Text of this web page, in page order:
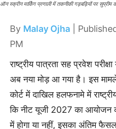
ऑन स्क्रीन मार्किंग प्रणाली में तकनीकी गड़बड़ियों पर सुप्रीम
By Malay Ojha |
PM
राष्ट्रीय पात्रता सह प्रवेश
अब नया मोड़ आ गया है। इस
कोर्ट में दाखिल हलफनामे में
कि नीट यूजी 2027 का आयोजन
में होगा या नहीं, इसका अंतिम